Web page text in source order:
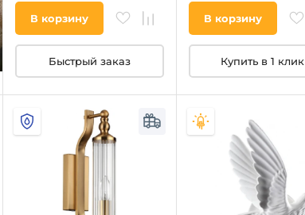
В корзину
Быстрый заказ
В корзину
Купить в 1 клик